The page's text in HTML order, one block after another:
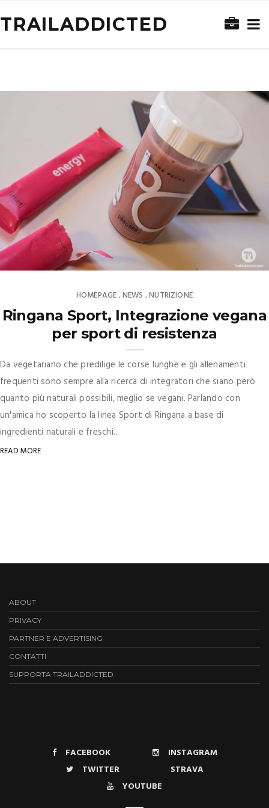
TRAILADDICTED
HOMEPAGE ,NEWS ,NUTRIZIONE
Ringana Sport, Integrazione vegana
per sport di resistenza
Da vegetariano che predilige le corse lunghe e gli allenamenti
frequenti sono sempre alla ricerca di integratori che siano però
quanto più naturali possibili, meglio se vegani. Parlando con
un'amica ho scoperto la linea Sport di Ringana a base di
ingredienti naturali e freschi...
READ MORE
ABOUT
PRIVACY
PARTNER E ADVERTISING
CONTATTI
SUPPORTA TRAILADDICTED
FACEBOOK
INSTAGRAM
TWITTER
STRAVA
YOUTUBE